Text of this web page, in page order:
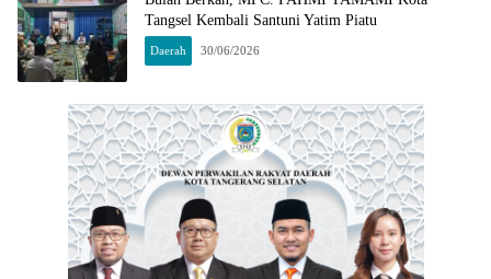
Tangsel Kembali Santuni Yatim Piatu
Daerah 30/06/2026